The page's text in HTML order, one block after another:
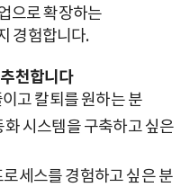
으로 확장하는
경험합니다.
천합니다
고 칼퇴를 원하는 분
화 시스템을 구축하고 싶은
로세스를 경험하고 싶은 분